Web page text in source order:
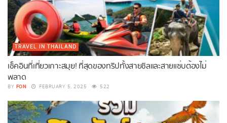
TRAVEL IN THAILAND
เช็คอินที่เที่ยวเกาะสมุย! ที่สุดของทริปทั้งสายชิลและสายแซ่บต้องไม่
พลาด
BY FON FEBRUARY 5, 2025 522